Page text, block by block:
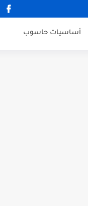
أساسيات حاسوب